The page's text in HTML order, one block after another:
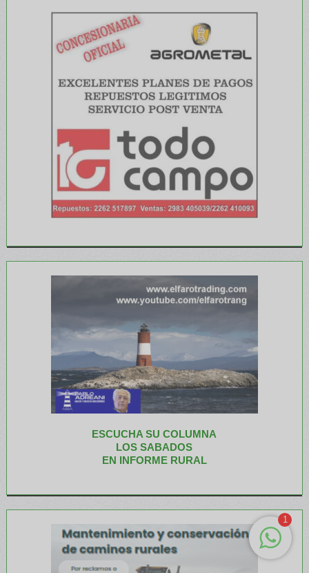
ESCUCHA SU COLUMNA
LOS SABADOS
EN INFORME RURAL
1